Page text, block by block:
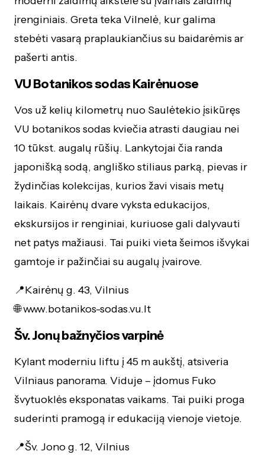
įrenginiais. Greta teka Vilnelė, kur galima
stebėti vasarą praplaukiančius su baidarėmis ar
pašerti antis.
VU Botanikos sodas Kairėnuose
Vos už kelių kilometrų nuo Saulėtekio įsikūręs
VU botanikos sodas kviečia atrasti daugiau nei
10 tūkst. augalų rūšių. Lankytojai čia randa
japonišką sodą, angliško stiliaus parką, pievas ir
žydinčias kolekcijas, kurios žavi visais metų
laikais. Kairėnų dvare vyksta edukacijos,
ekskursijos ir renginiai, kuriuose gali dalyvauti
net patys mažiausi. Tai puiki vieta šeimos išvykai
gamtoje ir pažinčiai su augalų įvairove.
📍Kairėnų g. 43, Vilnius
🌐www.botanikos-sodas.vu.lt
Šv. Jonų bažnyčios varpinė
Kylant moderniu liftu į 45 m aukštį, atsiveria
Vilniaus panorama. Viduje – įdomus Fuko
švytuoklės eksponatas vaikams. Tai puiki proga
suderinti pramogą ir edukaciją vienoje vietoje.
📍Šv. Jono g. 12, Vilnius